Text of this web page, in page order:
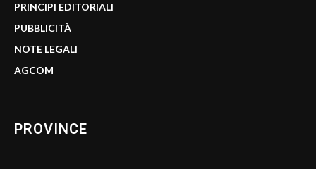
PRINCIPI EDITORIALI
PUBBLICITÀ
NOTE LEGALI
AGCOM
PROVINCE